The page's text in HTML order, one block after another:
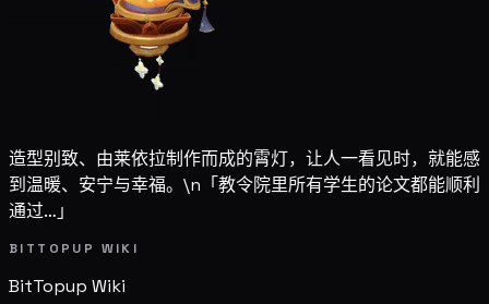
造型别致、由莱依拉制作而成的霄灯，让人一看见时，就能感
到温暖、安宁与幸福。\n「教令院里所有学生的论文都能顺利
通过…」
BITTOPUP WIKI
BitTopup Wiki